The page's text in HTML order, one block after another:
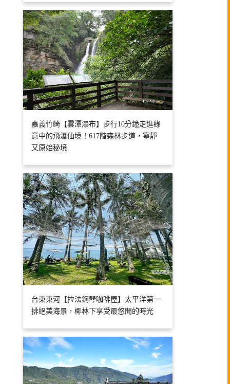
嘉義竹崎【雲潭瀑布】步行10分鐘走進綠
意中的飛瀑仙境！617階森林步道，寧靜
又原始秘境
台東東河【拉法鋼琴咖啡屋】太平洋第一
排絕美海景，椰林下享受最悠閒的時光